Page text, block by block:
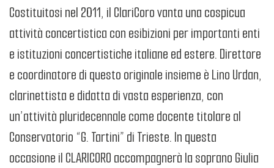
Costituitosi nel 2011, il ClariCoro vanta una cospicua
attività concertistica con esibizioni per importanti enti
e istituzioni concertistiche italiane ed estere. Direttore
e coordinatore di questo originale insieme è Lino Urdan,
clarinettista e didatta di vasta esperienza, con
un’attività pluridecennale come docente titolare al
Conservatorio “G. Tartini” di Trieste. In questa
occasione il CLARICORO accompagnerà la soprano Giulia